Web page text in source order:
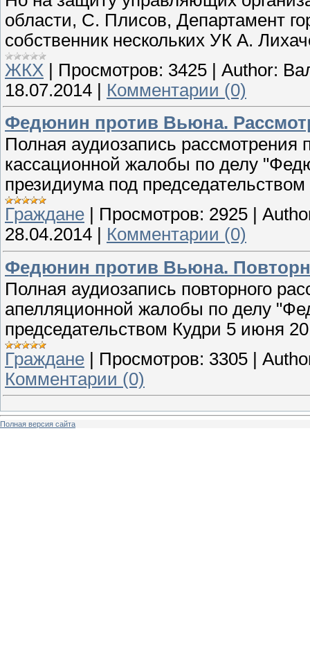
области, С. Плисов, Департамент
собственник нескольких УК А.
ЖКХ | Просмотров: 3425 | Author:
18.07.2014 | Комментарии (0)
Федюнин против Вьюна.
Полная аудиозапись рассмотрения
кассационной жалобы по делу
президиума под
Граждане
Просмотров: 2925
28.04.2014
Комментарии (0)
Федюнин против Вьюна.
Полная аудиозапись повторного
апелляционной жалобы по делу
председательством Кудри 5 июня
Граждане
Просмотров: 3305
Комментарии (0)
Полная версия сайта